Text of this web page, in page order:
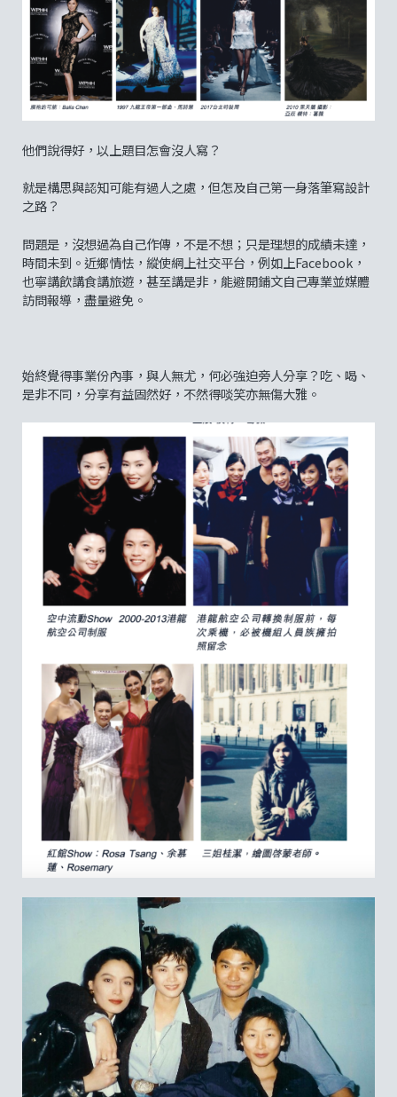
他們說得好，以上題目怎會沒人寫？
就是構思與認知可能有過人之處，但怎及自己第一身落筆寫設計
之路？
問題是，沒想過為自己作傳，不是不想；只是理想的成績未達，
時間未到。近鄉情怯，縱使網上社交平台，例如上Facebook，
也寧講飲講食講旅遊，甚至講是非，能避開鋪文自己專業並媒體
訪問報導，盡量避免。
始終覺得事業份內事，與人無尤，何必強迫旁人分享？吃、喝、
是非不同，分享有益固然好，不然得啖笑亦無傷大雅。